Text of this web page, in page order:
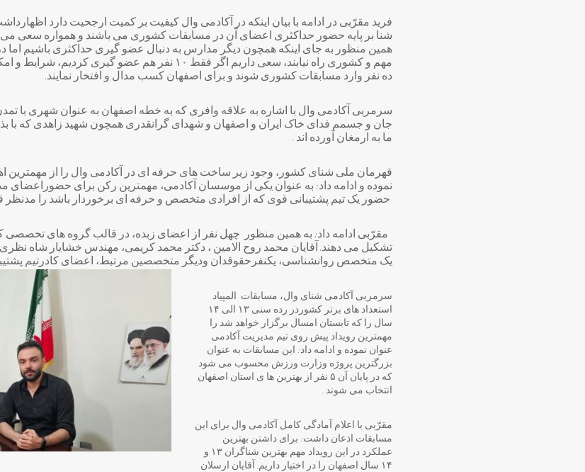
فرید مقرّبی در ادامه با بیان اینکه در آکادمی وال کیفیت بر کمیت ارجحیت دارد
شنا بر پایه حضور حداکثری اعضای آن در مسابقات کشوری می باشند و همواره سعی می
همین منظور به جای اینکه همچون دیگر مدارس به دنبال عضو گیری حداکثری باشیم اما
مهم و کشوری راه نیابند، سعی داریم اگر فقط ۱۰ نفر هم عضو
ده نفر وارد مسابقات کشوری شوند و برای اصفهان کسب مدال و افتخار نمایند.
سرمربی آکادمی وال با اشاره به علاقه وافری که به خطه اصفهان به عنوان شهری با
جان و جسمم فدای خاک ایران و اصفهان و شهدای گرانقدری همچون شهید زاهدی که با
ما به ارمغان آورده اند .
قهرمان ملی شنای کشور، وجود زیر ساخت های حرفه ای در آکادمی وال را از مهمترین
نموده و ادامه داد: به عنوان یکی از موسسان آکادمی، مهمترین رکن برای
حضور یک تیم پشتیبانی قوی که از افرادی متخصص و حرفه ای برخوردار باشد را مدنظر
مقرّبی ادامه داد: به همین منظور چهل نفر از اعضای زبده، در قالب گروه های تخصصی
تشکیل می دهند. آقایان محمد روح الامین ، دکتر محمد کریمی، مهندس خشایار شاه
یک متخصص روانشناسی، یکنفرحقوقدان ودیگر متخصصین مرتبط، اعضای کادرتیم
سرمربی آکادمی شنای وال، مسابقات المپیاد
استعداد های برتر کشوردر رده سنی ۱۳ الی ۱۴
سال را که تابستان امسال برگزار خواهد شد را
مهمترین رویداد پیش روی تیم مدیریت آکادمی
عنوان نموده و ادامه داد: این مسابقات به عنوان
بزرگترین پروژه وزارت ورزش محسوب می شود
که در پایان آن ۵ نفر از بهترین ها ی استان اصفهان
انتخاب می شوند .
مقرّبی با اعلام آمادگی کامل آکادمی وال برای این
مسابقات اذعان داشت: برای داشتن بهترین
عملکرد در این رویداد مهم بهترین شناگران ۱۳ و
۱۴ سال اصفهان را در اختیار داریم. آقایان ارسلان